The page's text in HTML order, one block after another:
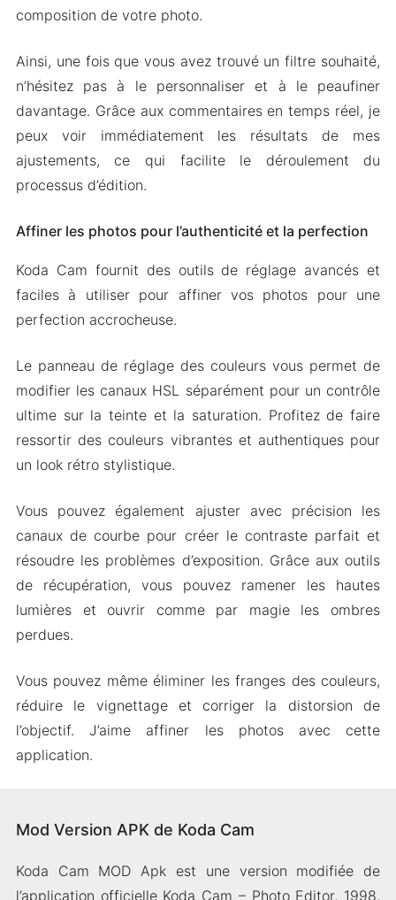
composition de votre photo.
Ainsi, une fois que vous avez trouvé un filtre souhaité,
n’hésitez pas à le personnaliser et à le peaufiner
davantage. Grâce aux commentaires en temps réel, je
peux voir immédiatement les résultats de mes
ajustements, ce qui facilite le déroulement du
processus d’édition.
Affiner les photos pour l’authenticité et la perfection
Koda Cam fournit des outils de réglage avancés et
faciles à utiliser pour affiner vos photos pour une
perfection accrocheuse.
Le panneau de réglage des couleurs vous permet de
modifier les canaux HSL séparément pour un contrôle
ultime sur la teinte et la saturation. Profitez de faire
ressortir des couleurs vibrantes et authentiques pour
un look rétro stylistique.
Vous pouvez également ajuster avec précision les
canaux de courbe pour créer le contraste parfait et
résoudre les problèmes d’exposition. Grâce aux outils
de récupération, vous pouvez ramener les hautes
lumières et ouvrir comme par magie les ombres
perdues.
Vous pouvez même éliminer les franges des couleurs,
réduire le vignettage et corriger la distorsion de
l’objectif. J’aime affiner les photos avec cette
application.
Mod Version APK de Koda Cam
Koda Cam MOD Apk est une version modifiée de
l’application officielle Koda Cam – Photo Editor, 1998,